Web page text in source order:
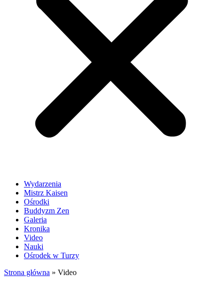
Wydarzenia
Mistrz Kaisen
Ośrodki
Buddyzm Zen
Galeria
Kronika
Video
Nauki
Ośrodek w Turzy
Strona główna » Video